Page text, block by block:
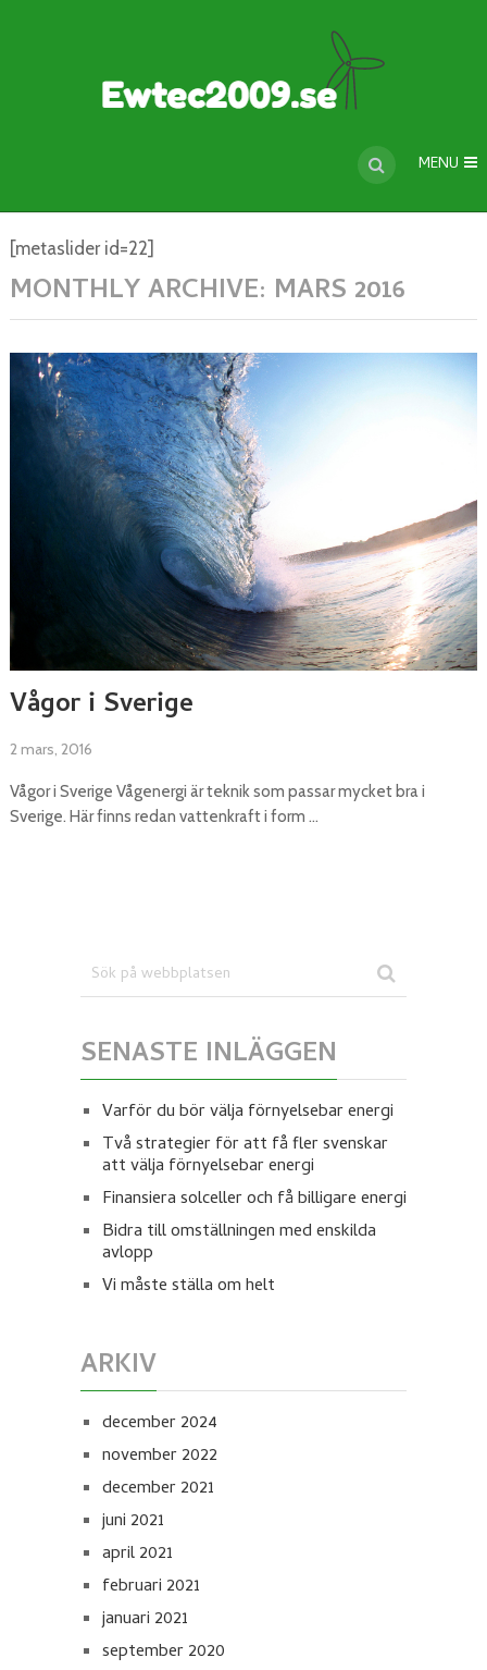
MENU
[metaslider id=22]
MONTHLY ARCHIVE: MARS 2016
Vågor i Sverige
2 mars, 2016
Vågor i Sverige Vågenergi är teknik som passar mycket bra i
Sverige. Här finns redan vattenkraft i form …
SENASTE INLÄGGEN
Varför du bör välja förnyelsebar energi
Två strategier för att få fler svenskar
att välja förnyelsebar energi
Finansiera solceller och få billigare energi
Bidra till omställningen med enskilda
avlopp
Vi måste ställa om helt
ARKIV
december 2024
november 2022
december 2021
juni 2021
april 2021
februari 2021
januari 2021
september 2020